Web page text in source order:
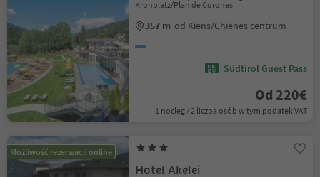
Kronplatz/Plan de Corones
357 m od Kiens/Chienes centrum
Südtirol Guest Pass
Od 220€
1 nocleg / 2 liczba osób w tym podatek VAT
Możliwość rezerwacji online
Hotel Akelei